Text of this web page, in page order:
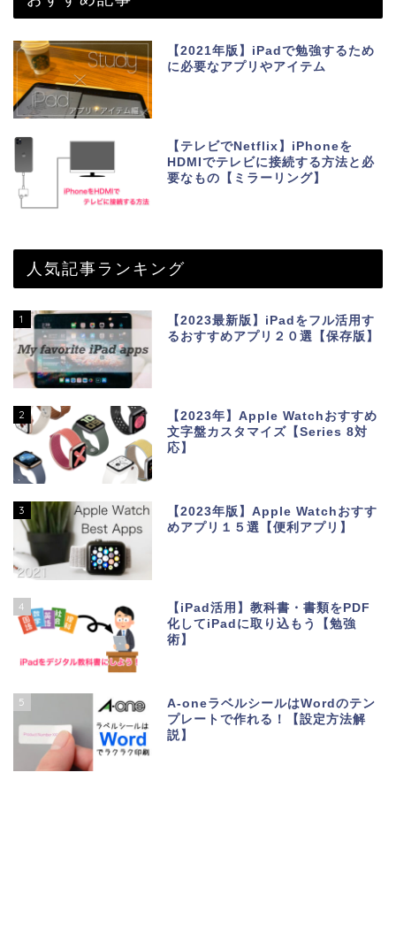
【2021年版】iPadで勉強するため
に必要なアプリやアイテム
【テレビでNetflix】iPhoneを
HDMIでテレビに接続する方法と必
要なもの【ミラーリング】
人気記事ランキング
1
【2023最新版】iPadをフル活用す
るおすすめアプリ２０選【保存版】
2
【2023年】Apple Watchおすすめ
文字盤カスタマイズ【Series 8対
応】
3
【2023年版】Apple Watchおすす
めアプリ１５選【便利アプリ】
4
【iPad活用】教科書・書類をPDF
化してiPadに取り込もう【勉強
術】
5
A-oneラベルシールはWordのテン
プレートで作れる！【設定方法解
説】